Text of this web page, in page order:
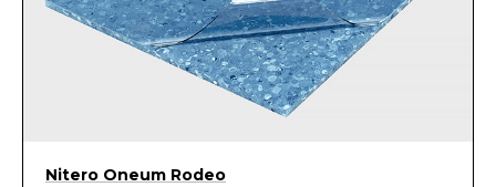
Nitero Oneum Rodeo